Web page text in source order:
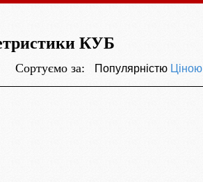
КУБ
Сортуємо за: Популярністю Ціною